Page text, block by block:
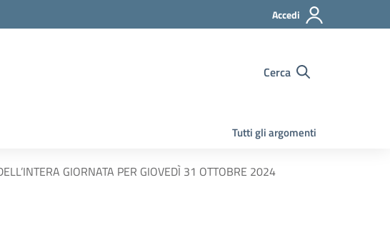
Accedi
Cerca
Tutti gli argomenti
GIORNATA PER GIOVEDÌ 31 OTTOBRE 2024